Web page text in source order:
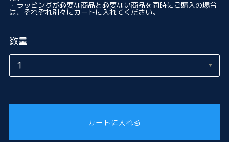
・ラッピングが必要な商品と必要ない商品を同時にご購入の場合
は、それぞれ別々にカートに入れてください。
数量
カートに入れる